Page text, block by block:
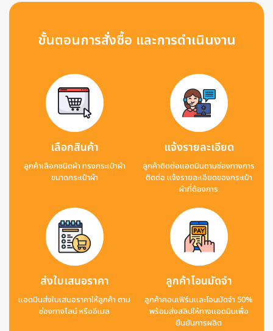
ขั้นตอนการสั่งซื้อ และการดำเนินงาน
เลือกสินค้า
ลูกค้าเลือกชนิดผ้า ทรงกระเป๋าผ้า
ขนาดกระเป๋าผ้า
แจ้งรายละเอียด
ลูกค้าติดต่อแอดมินตามช่องทางการ
ติดต่อ แจ้งรายละเอียดของกระเป๋า
ผ้าที่ต้องการ
ส่งใบเสนอราคา
แอดมินส่งใบเสนอราคาให้ลูกค้า ตาม
ช่องทางไลน์ หรืออีเมล
ลูกค้าโอนมัดจำ
ลูกค้าคอนเฟิร์มและโอนมัดจำ 50%
พร้อมส่งสลิปให้ทางแอดมินเพื่อ
ยืนยันการผลิต